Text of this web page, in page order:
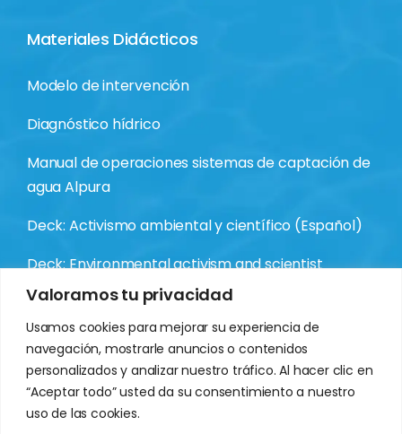
Valoramos tu privacidad
Usamos cookies para mejorar su experiencia de
navegación, mostrarle anuncios o contenidos
personalizados y analizar nuestro tráfico. Al hacer clic en
“Aceptar todo” usted da su consentimiento a nuestro
uso de las cookies.
Materiales Didácticos
Modelo de intervención
Diagnóstico hídrico
Manual de operaciones sistemas de captación de
agua Alpura
Deck: Activismo ambiental y científico (Español)
Deck: Environmental activism and scientist
(Inglés)